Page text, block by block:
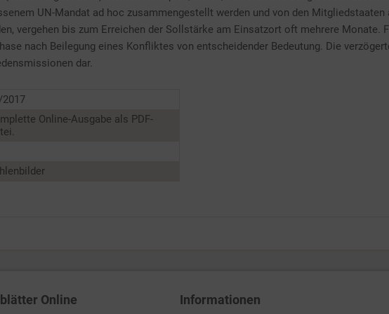
UN-Mandat ad hoc zusammengestellt werden und von den
vergehen bis zum Erreichen der Sollstärke am Einsatzort oft mehrere Monate.
nach Beilegung eines Konfliktes von entscheidender Bedeutung. Die
dar.
2017
Online-Ausgabe als PDF-
Online Informationen